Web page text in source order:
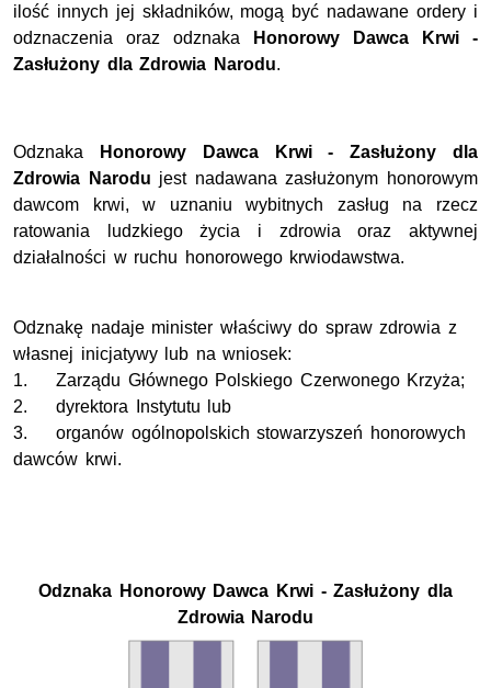
ilość innych jej składników, mogą być nadawane ordery i
odznaczenia oraz odznaka
Honorowy Dawca Krwi -
Zasłużony dla Zdrowia Narodu.
Odznaka
Honorowy Dawca Krwi - Zasłużony dla
Zdrowia Narodu jest nadawana zasłużonym honorowym
dawcom krwi, w uznaniu wybitnych zasług na rzecz
ratowania ludzkiego życia i zdrowia oraz aktywnej
działalności w ruchu honorowego krwiodawstwa.
Odznakę nadaje minister właściwy do spraw zdrowia z
własnej inicjatywy lub na wniosek:
1. Zarządu Głównego Polskiego Czerwonego Krzyża;
2. dyrektora Instytutu lub
3. organów ogólnopolskich stowarzyszeń honorowych
dawców krwi.
Odznaka Honorowy Dawca Krwi - Zasłużony dla
Zdrowia Narodu